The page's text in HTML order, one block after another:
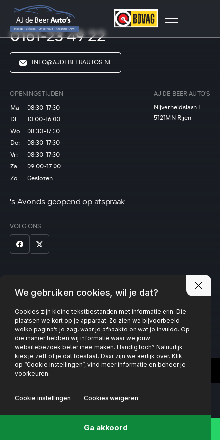
0161-23 49 22
INFO@AJDEBEERAUTOS.NL
OPENINGSTIJDEN
Ma
08:30-17:30
Di:
10:00-16:00
Wo:
08:30-17:30
Do:
08:30-17:30
Vr:
08:30-17:30
Za:
09:00-17:00
Zo:
Gesloten
's Avonds geopend op afspraak
AJ DE BEER AUTO'S
Nijverheidslaan 1
5121MN Rijen
VOLG ONS
Privacy policy
We gebruiken cookies, wil je dat?
Cookies zijn kleine tekstbestanden met informatie erin. Die
plaatsen we kort op je apparaat. Zo zien we bijvoorbeeld
welke pagina’s je zag, waar je afhaakte en wat je invulde. Op
die manier hebben wij informatie waar we jouw
websitebezoek beter mee maken. Handig toch? Natuurlijk
kies je zelf of je dat toestaat. Daar zijn we eerlijk over. Klik
op “Cookie instellingen”, vind meer informatie en beheer je
voorkeuren.
Cookie instellingen Cookies weigeren
Ga akkoord